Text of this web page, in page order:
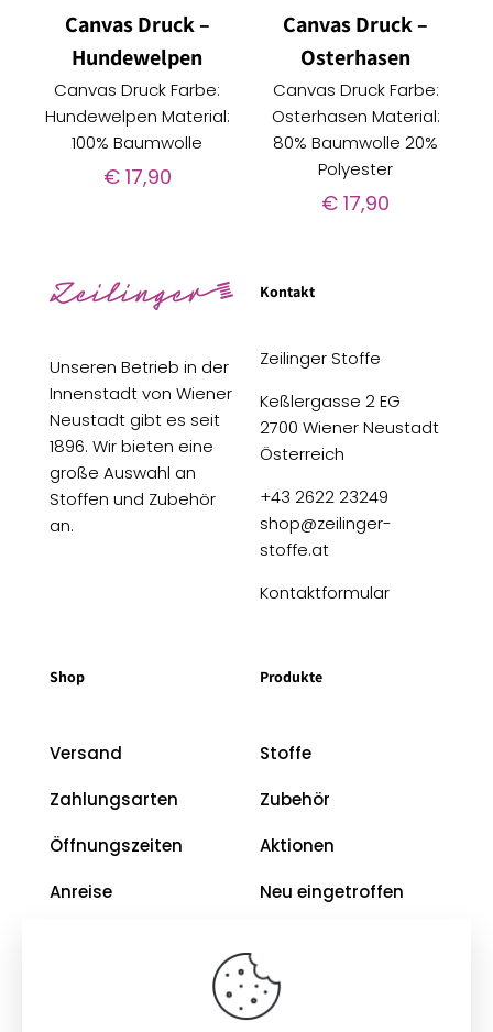
Canvas Druck –
Hundewelpen
Canvas Druck Farbe:
Hundewelpen Material:
100% Baumwolle
€17,90
Canvas Druck –
Osterhasen
Canvas Druck Farbe:
Osterhasen Material:
80% Baumwolle 20%
Polyester
€ 17,90
Unseren Betrieb in der
Innenstadt von Wiener
Neustadt gibt es seit
1896. Wir bieten eine
große Auswahl an
Stoffen und Zubehör
an.
Kontakt
Zeilinger Stoffe
Keßlergasse 2 EG
2700 Wiener Neustadt
Österreich
+43 2622 23249
shop@zeilinger-
stoffe.at
Kontaktformular
Shop
Versand
Zahlungsarten
Öffnungszeiten
Anreise
Produkte
Stoffe
Zubehör
Aktionen
Neu eingetroffen